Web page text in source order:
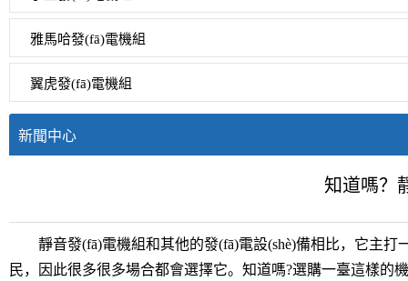
雅馬哈發(fā)電機組
翼虎發(fā)電機組
新聞中心
知道嗎？
靜音發(fā)電機組和其他的發(fā)電設(shè)備相比，它主打
民，因此很多很多場合都會選擇它。知道嗎?選購一臺這樣的